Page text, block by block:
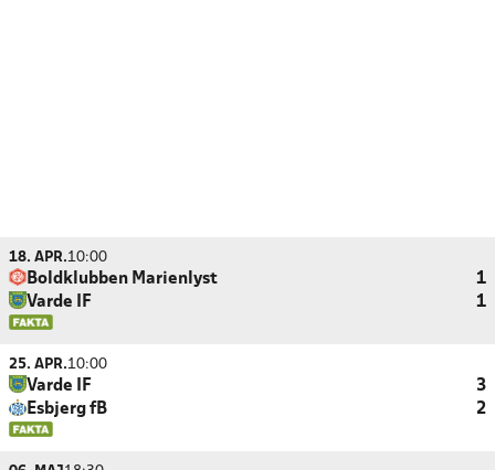
18. APR.10:00
Boldklubben Marienlyst
1
Varde IF
1
25. APR.10:00
Varde IF
3
Esbjerg fB
2